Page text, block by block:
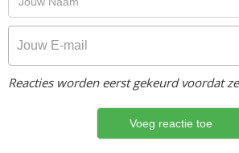
Reacties worden eerst gekeurd voordat